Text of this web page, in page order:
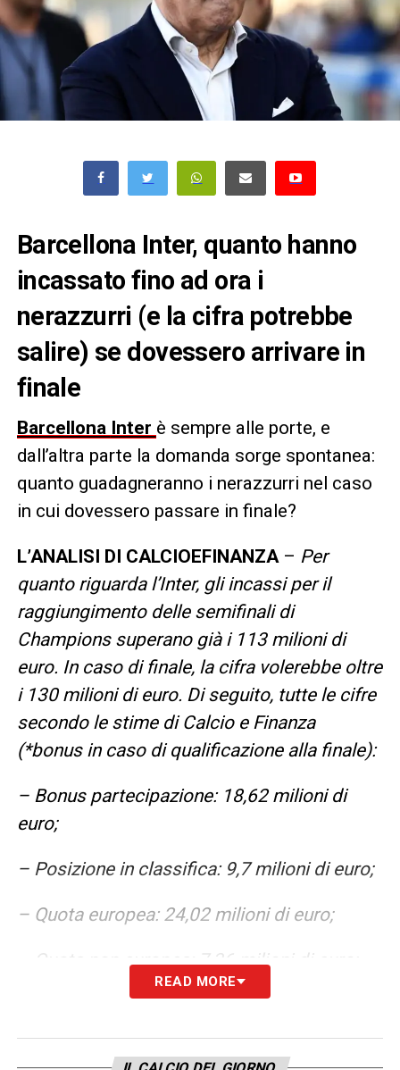
Barcellona Inter, quanto hanno
incassato fino ad ora i
nerazzurri (e la cifra potrebbe
salire) se dovessero arrivare in
finale
Barcellona Inter è sempre alle porte, e
dall’altra parte la domanda sorge spontanea:
quanto guadagneranno i nerazzurri nel caso
in cui dovessero passare in finale?
L’ANALISI DI CALCIOEFINANZA– Per
quanto riguarda l’Inter, gli incassi per il
raggiungimento delle semifinali di
Champions superano già i 113 milioni di
euro. In caso di finale, la cifra volerebbe oltre
i 130 milioni di euro. Di seguito, tutte le cifre
secondo le stime di Calcio e Finanza
(*bonus in caso di qualificazione alla finale):
– Bonus partecipazione: 18,62 milioni di
euro;
– Posizione in classifica: 9,7 milioni di euro;
– Quota europea: 24,02 milioni di euro;
– Quota non europea: 7,36 milioni di euro;
– Bonus risultati: 13,3 milioni di euro;
READ MORE